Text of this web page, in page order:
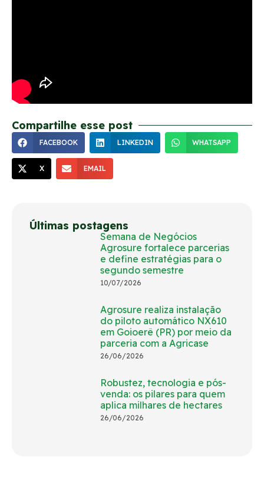
Últimas postagens
Semana de Negócios
Agrosure fortalece parcerias
e define estratégias para o
segundo semestre
10/07/2026
Agrosure realiza instalação
do piloto automático NX610
em Goioerê (PR) por meio da
parceria com a Agricase
26/06/2026
Robustez, tecnologia e pós-
venda: os pilares para quem
aplica milhares de hectares
26/06/2026
Compartilhe esse post
FACEBOOK LINKEDIN WHATSAPP
X EMAIL